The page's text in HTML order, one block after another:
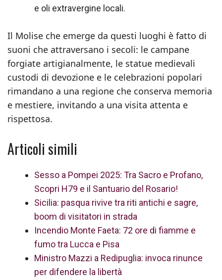
e oli extravergine locali.
Il Molise che emerge da questi luoghi è fatto di
suoni che attraversano i secoli: le campane
forgiate artigianalmente, le statue medievali
custodi di devozione e le celebrazioni popolari
rimandano a una regione che conserva memoria
e mestiere, invitando a una visita attenta e
rispettosa.
Articoli simili
Sesso a Pompei 2025: Tra Sacro e Profano,
Scopri H79 e il Santuario del Rosario!
Sicilia: pasqua rivive tra riti antichi e sagre,
boom di visitatori in strada
Incendio Monte Faeta: 72 ore di fiamme e
fumo tra Lucca e Pisa
Ministro Mazzi a Redipuglia: invoca rinunce
per difendere la libertà